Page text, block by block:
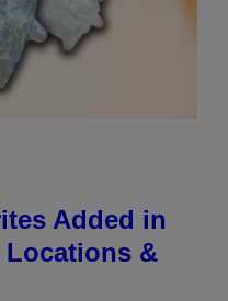
Added in
Locations &